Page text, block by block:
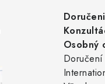
Osobný